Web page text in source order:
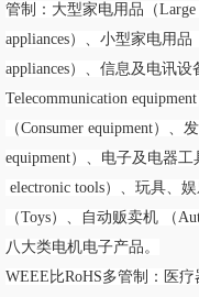
管制：大型家电用品（Large
appliances）、小型家电用品
appliances）、信息及电讯
Telecommunication
（Consumer equipment）、
equipment）、电子及电器工
electronic tools）、玩具、
（Toys）、自动贩卖机 （
八大类电机电子产品。
WEEE比RoHS多管制：医疗